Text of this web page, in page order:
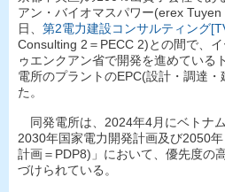
アン・バイオマスパワー(erex
日、 第2電力建設コンサルティング
Consulting 2＝PECC 2)との間で、
ゥエンクアン省で開発を進めている
電所のプラントのEPC(設計・調達
た。
同発電所は、2024年4月にベトナ
2030年国家電力開発計画及び2050
計画＝PDP8)」において、優先度の
づけられている。